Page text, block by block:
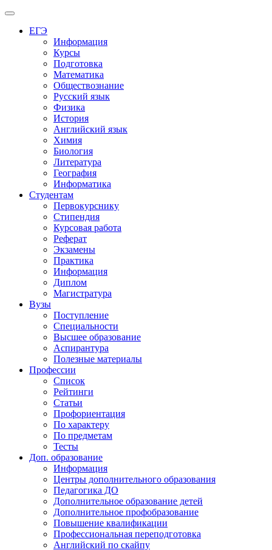
Меню
ЕГЭ
Информация
Курсы
Подготовка
Математика
Обществознание
Русский язык
Физика
История
Английский язык
Химия
Биология
Литература
География
Информатика
Студентам
Первокурснику
Стипендия
Курсовая работа
Реферат
Экзамены
Практика
Информация
Диплом
Магистратура
Вузы
Поступление
Специальности
Высшее образование
Аспирантура
Полезные материалы
Профессии
Список
Рейтинги
Статьи
Профориентация
По характеру
По предметам
Тесты
Доп. образование
Информация
Центры дополнительного образования
Педагогика ДО
Дополнительное образование детей
Дополнительное профобразование
Повышение квалификации
Профессиональная переподготовка
Английский по скайпу